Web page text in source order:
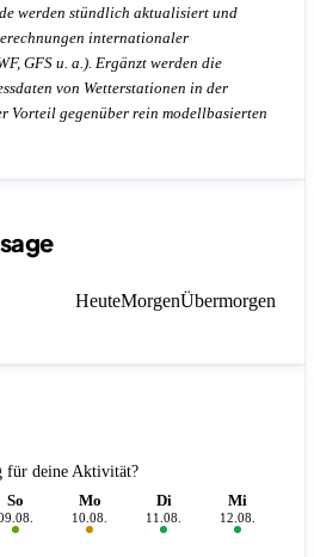
werden stündlich aktualisiert und
internationaler
GFS u. a.). Ergänzt werden die
von Wetterstationen in der
Vorteil gegenüber rein modellbasierten
HeuteMorgenÜbermorgen
für deine Aktivität?
So Mo
10.08.
Di
11.08.
Mi
12.08.